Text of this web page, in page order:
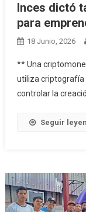
Inces dictó
para
18 Junio, 2026
** Una
utiliza criptografía
controlar la
Seguir